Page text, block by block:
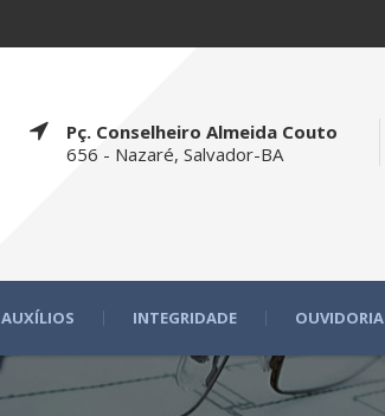
Pç. Conselheiro Almeida Couto
656 - Nazaré, Salvador-BA
AUXÍLIOS INTEGRIDADE OUVIDORIA